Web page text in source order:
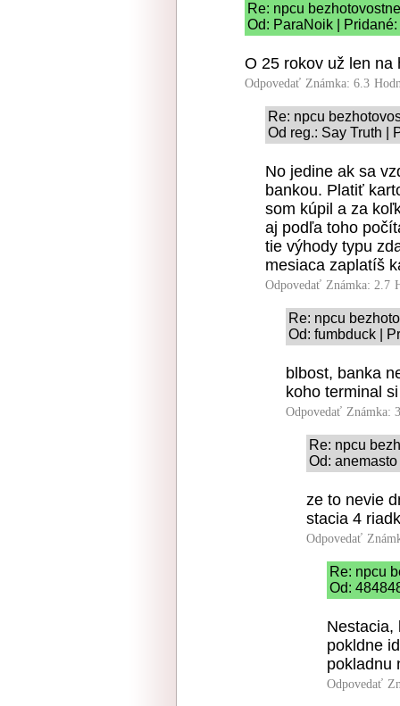
Re: npcu
Od: ParaNoik |
O 25 rokov už len na
Odpovedať Známka: 6.3
Re: npcu
Od reg.: Say Truth |
No jedine ak sa
bankou. Platiť
som kúpil a za
aj podľa toho
tie výhody typu
mesiaca zaplatíš
Odpovedať Známka: 2.7
Re: npcu
Od: fumbduck |
blbost, banka
koho terminal
Odpovedať Známka:
Re: npcu
Od:
ze to nevie
stacia 4
Odpovedať
Re: npcu
Od:
Nestacia,
pokldne
pokladnu
Odpovedať